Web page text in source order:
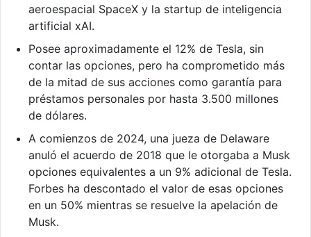
aeroespacial SpaceX y la startup de inteligencia
artificial xAI.
Posee aproximadamente el 12% de Tesla, sin
contar las opciones, pero ha comprometido más
de la mitad de sus acciones como garantía para
préstamos personales por hasta 3.500 millones
de dólares.
A comienzos de 2024, una jueza de Delaware
anuló el acuerdo de 2018 que le otorgaba a Musk
opciones equivalentes a un 9% adicional de Tesla.
Forbes ha descontado el valor de esas opciones
en un 50% mientras se resuelve la apelación de
Musk.